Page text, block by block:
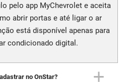
pelo app MyChevrolet e aceita
abrir portas e até ligar o ar
está disponível apenas para
condicionado digital.
no OnStar?